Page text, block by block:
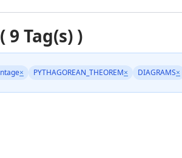
Tag(s) )
× PYTHAGOREAN_THEOREM× DIAGRAMS×